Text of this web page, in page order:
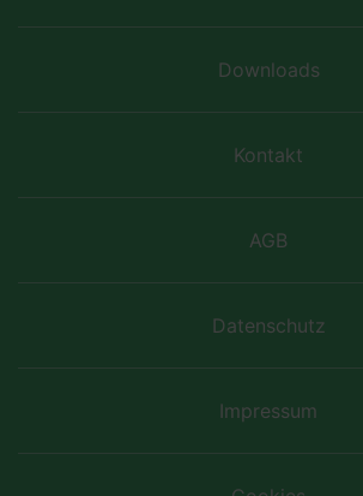
Downloads
Kontakt
AGB
Datenschutz
Impressum